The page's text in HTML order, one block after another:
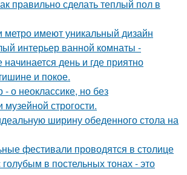
правильно сделать теплый пол в
метро имеют уникальный дизайн
интерьер ванной комнаты -
начинается день и где приятно
и покое.
- о неоклассике, но без
строгости.
ширину обеденного стола на
фестивали проводятся в столице
в постельных тонах - это